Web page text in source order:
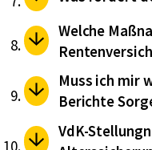
Welche
Muss ich mir
Berichte
VdK-